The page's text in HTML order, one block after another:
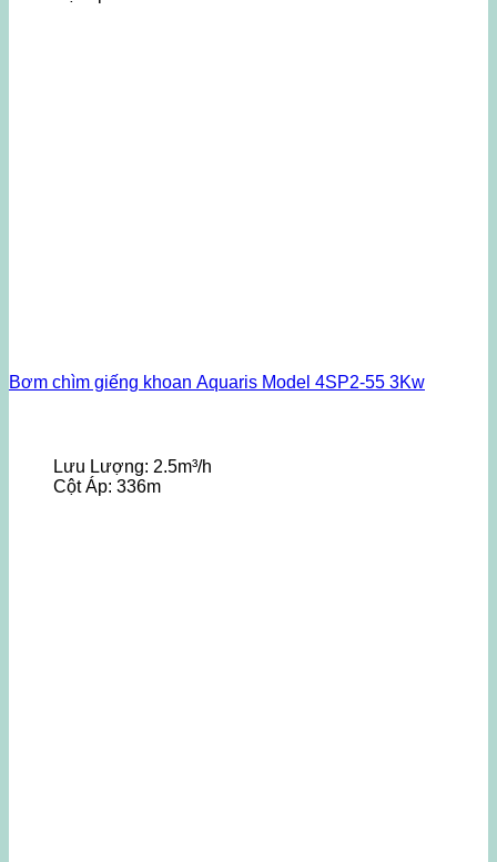
Bơm chìm giếng khoan Aquaris Model 4SP2-55 3Kw
Lưu Lượng: 2.5m³/h
Cột Áp: 336m